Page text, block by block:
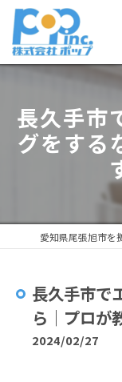
長久手市
グをする
長久手市で
ら｜プロが
2024/02/27